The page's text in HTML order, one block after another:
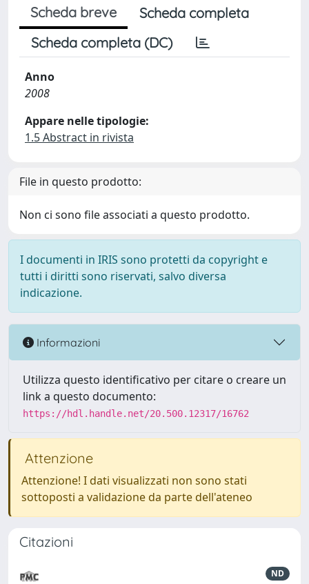
Scheda breve
Scheda completa
Scheda completa (DC)
Anno
2008
Appare nelle tipologie:
1.5 Abstract in rivista
File in questo prodotto:
Non ci sono file associati a questo prodotto.
I documenti in IRIS sono protetti da copyright e
tutti i diritti sono riservati, salvo diversa
indicazione.
Informazioni
Utilizza questo identificativo per citare o creare un
link a questo documento:
https://hdl.handle.net/20.500.12317/16762
Attenzione
Attenzione! I dati visualizzati non sono stati
sottoposti a validazione da parte dell'ateneo
Citazioni
ND